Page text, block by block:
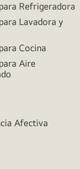
Refrigeradora
Lavadora y
Cocina
Aire
Afectiva